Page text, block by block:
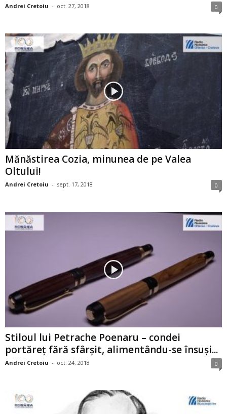
Andrei Cretoiu - oct. 27, 2018 0
Mănăstirea Cozia, minunea de pe Valea
Oltului!
Andrei Cretoiu - sept. 17, 2018 0
Stiloul lui Petrache Poenaru – condei
portăreţ fără sfârşit, alimentându-se însuşi...
Andrei Cretoiu - oct. 24, 2018 0